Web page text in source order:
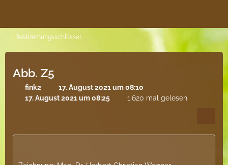
Bestimmungsschlüssel
Abb. Z5
fink2
17. August 2021 um 08:10
17. August 2021 um 08:25
1.620 mal gelesen